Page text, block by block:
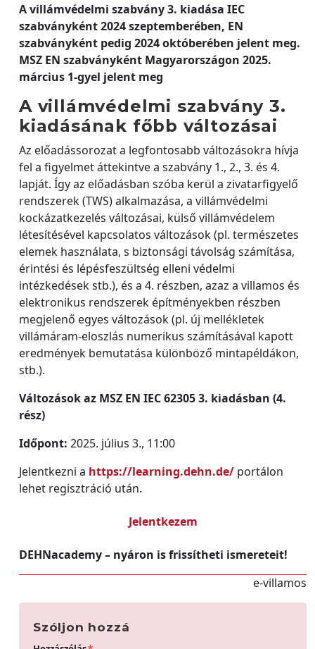
A villámvédelmi szabvány 3. kiadása IEC
szabványként 2024 szeptemberében, EN
szabványként pedig 2024 októberében jelent meg.
MSZ EN szabványként Magyarországon 2025.
március 1-gyel jelent meg
A villámvédelmi szabvány 3.
kiadásának főbb változásai
Az előadássorozat a legfontosabb változásokra hívja
fel a figyelmet áttekintve a szabvány 1., 2., 3. és 4.
lapját. Így az előadásban szóba kerül a zivatarfigyelő
rendszerek (TWS) alkalmazása, a villámvédelmi
kockázatkezelés változásai, külső villámvédelem
létesítésével kapcsolatos változások (pl. természetes
elemek használata, s biztonsági távolság számítása,
érintési és lépésfeszültség elleni védelmi
intézkedések stb.), és a 4. részben, azaz a villamos és
elektronikus rendszerek építményekben részben
megjelenő egyes változások (pl. új mellékletek
villámáram-eloszlás numerikus számításával kapott
eredmények bemutatása különböző mintapéldákon,
stb.).
Változások az MSZ EN IEC 62305 3. kiadásban (4.
rész)
Időpont: 2025. július 3., 11:00
Jelentkezni a https://learning.dehn.de/ portálon
lehet regisztráció után.
Jelentkezem
DEHNacademy – nyáron is frissítheti ismereteit!
e-villamos
Szóljon hozzá